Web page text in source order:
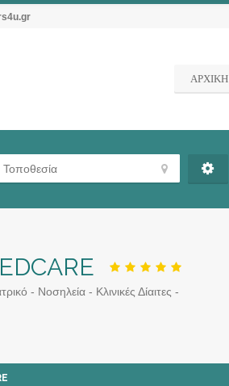
ΑΡΧΙΚΗ
- Νοσηλεία - Κλινικές Δίαιτες -